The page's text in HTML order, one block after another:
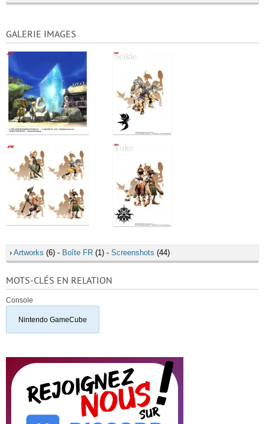
GALERIE IMAGES
› Artworks (6) - Boîte FR (1) - Screenshots (44)
MOTS-CLÉS EN RELATION
Console
Nintendo GameCube